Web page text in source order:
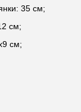
35 см;
см;
см;